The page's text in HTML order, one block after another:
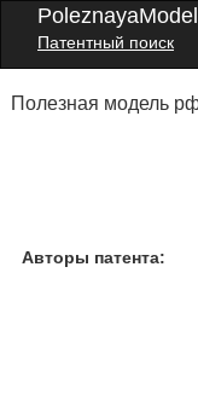
Патентный поиск
Полезная модель
Авторы патента: